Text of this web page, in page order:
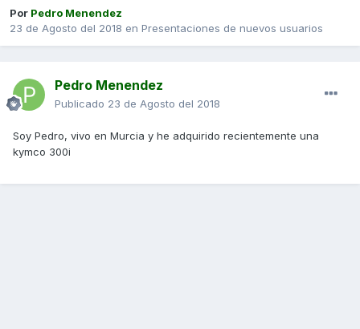
Por Pedro Menendez
23 de Agosto del 2018 en Presentaciones de nuevos usuarios
Pedro Menendez
Publicado 23 de Agosto del 2018
Soy Pedro, vivo en Murcia y he adquirido recientemente una
kymco 300i